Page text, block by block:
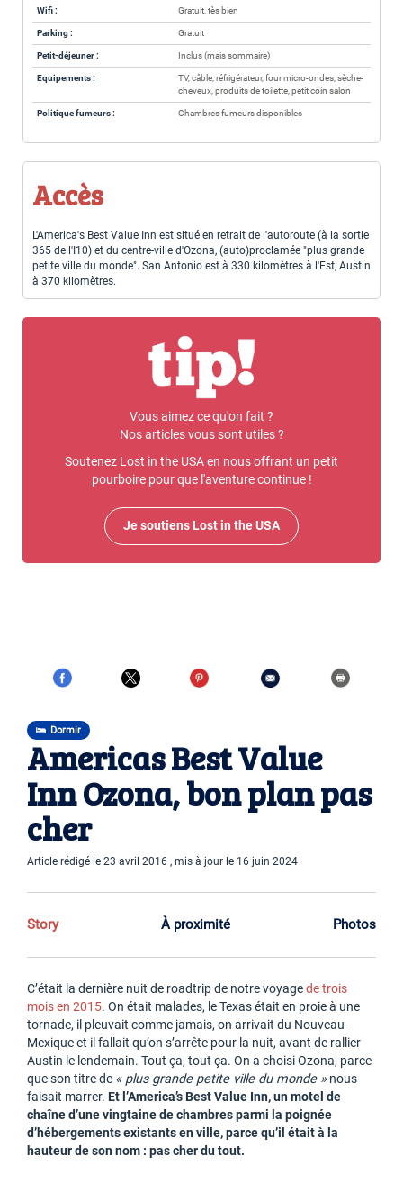
Dormir
Americas Best Value
Inn Ozona, bon plan pas
cher
Article rédigé le 23 avril 2016 , mis à jour le 16 juin 2024
Story À proximité Photos
C’était la dernière nuit de roadtrip de notre voyagede trois
mois en 2015. On était malades, le Texas était en proie à une
tornade, il pleuvait comme jamais, on arrivait du Nouveau-
Mexique et il fallait qu’on s’arrête pour la nuit, avant de rallier
Austin le lendemain. Tout ça, tout ça. On a choisi Ozona, parce
que son titre de « plus grande petite ville du monde » nous
faisait marrer. Et l’America’s Best Value Inn, un motel de
chaîne d’une vingtaine de chambres parmi la poignée
d’hébergements existants en ville, parce qu’il était à la
hauteur de son nom : pas cher du tout.
Wifi : Gratuit, tès bien
Parking : Gratuit
Petit-déjeuner : Inclus (mais sommaire)
Equipements :
TV, câble, réfrigérateur, four micro-ondes, sèche-
cheveux, produits de toilette, petit coin salon
Politique fumeurs : Chambres fumeurs disponibles
Accès
L'America's Best Value Inn est situé en retrait de l'autoroute (à la sortie
365 de l'I10) et du centre-ville d'Ozona, (auto)proclamée "plus grande
petite ville du monde". San Antonio est à 330 kilomètres à l'Est, Austin
à 370 kilomètres.
Vous aimez ce qu'on fait ?
Nos articles vous sont utiles ?
Soutenez Lost in the USA en nous offrant un petit
pourboire pour que l'aventure continue !
Je soutiens Lost in the USA